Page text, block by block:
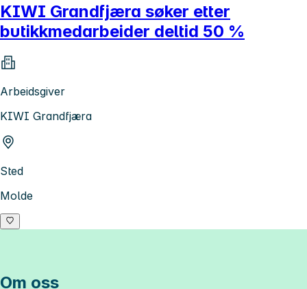
KIWI Grandfjæra søker etter
butikkmedarbeider deltid 50 %
Arbeidsgiver
KIWI Grandfjæra
Sted
Molde
Om oss